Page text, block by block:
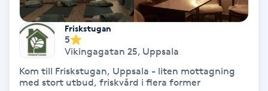
Fransförlängning Volym
Fransk manikyr
Friskstugan
5
Vikingagatan 25, Uppsala
Kom till Friskstugan, Uppsala - liten mottagning
med stort utbud, friskvård i flera former